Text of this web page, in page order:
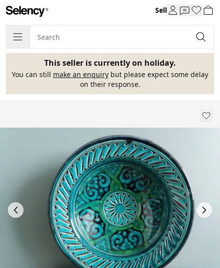
Sell
This seller is currently on holiday.
You can still make an enquiry but please expect some delay
on their response.